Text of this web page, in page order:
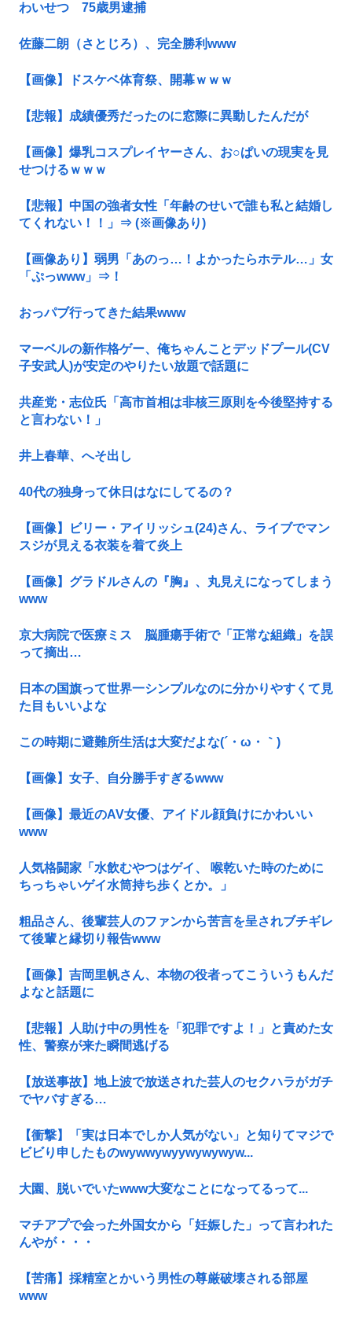
わいせつ 75歳男逮捕
佐藤二朗（さとじろ）、完全勝利www
【画像】ドスケベ体育祭、開幕ｗｗｗ
【悲報】成績優秀だったのに窓際に異動したんだが
【画像】爆乳コスプレイヤーさん、お○ぱいの現実を見
せつけるｗｗｗ
【悲報】中国の強者女性「年齢のせいで誰も私と結婚し
てくれない！！」⇒ (※画像あり)
【画像あり】弱男「あのっ…！よかったらホテル…」女
「ぷっwww」⇒！
おっパブ行ってきた結果www
マーベルの新作格ゲー、俺ちゃんことデッドプール(CV
子安武人)が安定のやりたい放題で話題に
共産党・志位氏「高市首相は非核三原則を今後堅持する
と言わない！」
井上春華、へそ出し
40代の独身って休日はなにしてるの？
【画像】ビリー・アイリッシュ(24)さん、ライブでマン
スジが見える衣装を着て炎上
【画像】グラドルさんの『胸』、丸見えになってしまう
www
京大病院で医療ミス 脳腫瘍手術で「正常な組織」を誤
って摘出…
日本の国旗って世界一シンプルなのに分かりやすくて見
た目もいいよな
この時期に避難所生活は大変だよな(´・ω・｀)
【画像】女子、自分勝手すぎるwww
【画像】最近のAV女優、アイドル顔負けにかわいい
www
人気格闘家「水飲むやつはゲイ、 喉乾いた時のために
ちっちゃいゲイ水筒持ち歩くとか。」
粗品さん、後輩芸人のファンから苦言を呈されブチギレ
て後輩と縁切り報告www
【画像】吉岡里帆さん、本物の役者ってこういうもんだ
よなと話題に
【悲報】人助け中の男性を「犯罪ですよ！」と責めた女
性、警察が来た瞬間逃げる
【放送事故】地上波で放送された芸人のセクハラがガチ
でヤバすぎる…
【衝撃】「実は日本でしか人気がない」と知りてマジで
ビビり申したものwywwywyywywywyw...
大園、脱いでいたwww大変なことになってるって...
マチアプで会った外国女から「妊娠した」って言われた
んやが・・・
【苦痛】採精室とかいう男性の尊厳破壊される部屋
www